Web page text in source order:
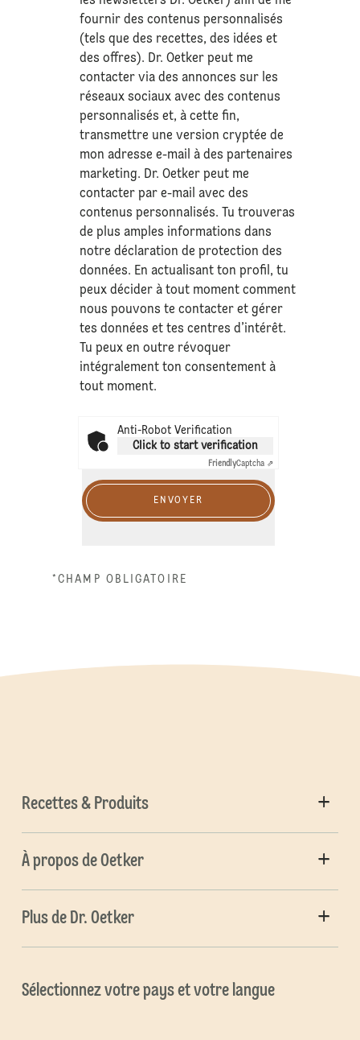
fournir des contenus personnalisés
(tels que des recettes, des idées et
des offres). Dr. Oetker peut me
contacter via des annonces sur les
réseaux sociaux avec des contenus
personnalisés et, à cette fin,
transmettre une version cryptée de
mon adresse e-mail à des partenaires
marketing. Dr. Oetker peut me
contacter par e-mail avec des
contenus personnalisés. Tu trouveras
de plus amples informations dans
notre déclaration deprotection des
données. En actualisant ton profil, tu
peux décider à tout moment comment
nous pouvons te contacter et gérer
tes données et tes centres d’intérêt.
Tu peux en outre révoquer
intégralement ton consentement à
tout moment.
Anti-Robot Verification
Click to start verification
FriendlyCaptcha ⇗
ENVOYER
*CHAMP OBLIGATOIRE
Recettes & Produits
À propos de Oetker
Plus de Dr. Oetker
Sélectionnez votre pays et votre langue